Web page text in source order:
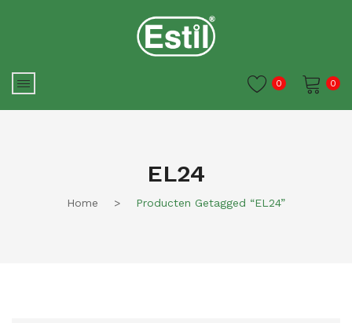
0
0
EL24
Home > Producten Getagged “EL24”